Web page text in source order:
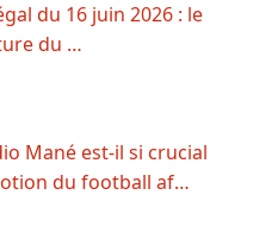
du 16 juin 2026 : le
du …
Mané est-il si crucial
du football af…